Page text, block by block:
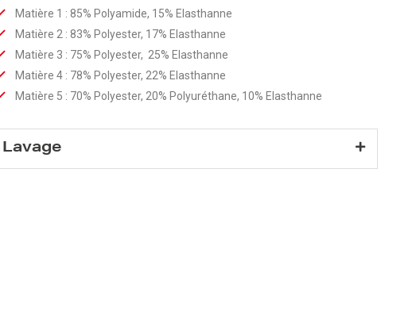
Matière 1 : 85% Polyamide, 15% Elasthanne
Matière 2 : 83% Polyester, 17% Elasthanne
Matière 3 : 75% Polyester, 25% Elasthanne
Matière 4 : 78% Polyester, 22% Elasthanne
Matière 5 : 70% Polyester, 20% Polyuréthane, 10% Elasthanne
Lavage